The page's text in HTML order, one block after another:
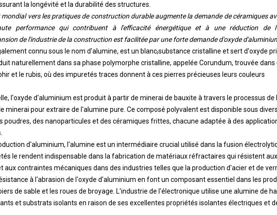
la longévité et la durabilité des structures.
mondial vers les pratiques de construction durable augmente la demande de céramiques
performance qui contribuent à l'efficacité énergétique et à une réduction de
de l'industrie de la construction est facilitée par une forte demande d'oxyde
connu sous le nom d'alumine, est un blanc,substance cristalline et sert d'oxyde
naturellement dans sa phase polymorphe cristalline, appelée Corundum, trouvée dans
et le rubis, où des impuretés traces donnent à ces pierres précieuses leurs couleurs
l'oxyde d'aluminium est produit à partir de minerai de bauxite à travers le processus de
minerai pour extraire de l'alumine pure. Ce composé polyvalent est disponible sous
des nanoparticules et des céramiques frittes, chacune adaptée à des
d'aluminium, l'alumine est un intermédiaire crucial utilisé dans la fusion
le rendent indispensable dans la fabrication de matériaux réfractaires qui résistent aux
aux contraintes mécaniques dans des industries telles que la production d'acier et de
à l'abrasion de l'oxyde d'aluminium en font un composant essentiel dans les
de sable et les roues de broyage. L'industrie de l'électronique utilise une alumine de
et substrats isolants en raison de ses excellentes propriétés isolantes électriques et